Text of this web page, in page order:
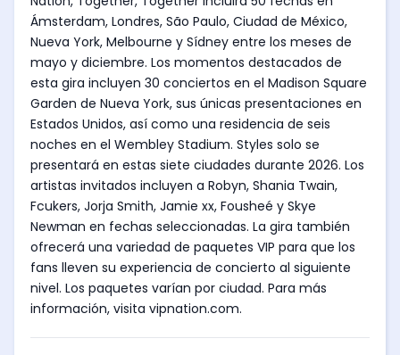
Ámsterdam, Londres, São Paulo, Ciudad de México,
Nueva York, Melbourne y Sídney entre los meses de
mayo y diciembre. Los momentos destacados de
esta gira incluyen 30 conciertos en el Madison Square
Garden de Nueva York, sus únicas presentaciones en
Estados Unidos, así como una residencia de seis
noches en el Wembley Stadium. Styles solo se
presentará en estas siete ciudades durante 2026. Los
artistas invitados incluyen a Robyn, Shania Twain,
Fcukers, Jorja Smith, Jamie xx, Fousheé y Skye
Newman en fechas seleccionadas. La gira también
ofrecerá una variedad de paquetes VIP para que los
fans lleven su experiencia de concierto al siguiente
nivel. Los paquetes varían por ciudad. Para más
información, visita vipnation.com.